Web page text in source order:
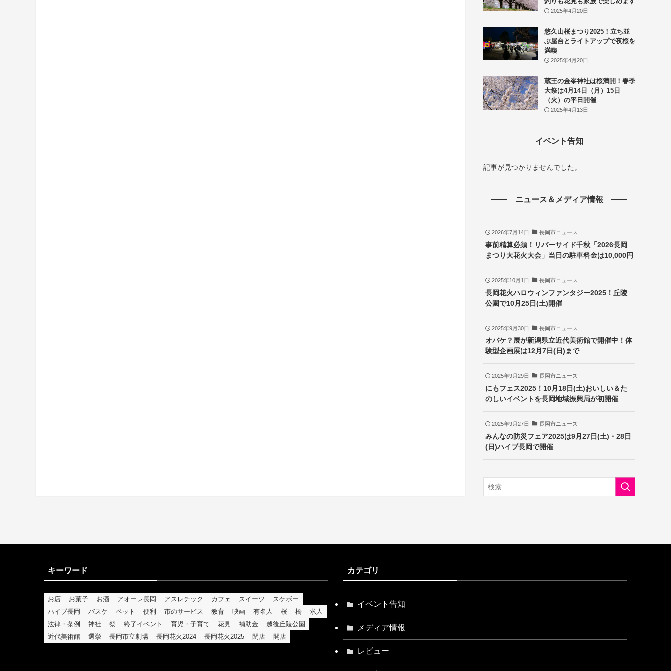
2025年4月20日
悠久山桜まつり2025！立ち並
ぶ屋台とライトアップで夜桜を
満喫
2025年4月20日
蔵王の金峯神社は桜満開！春季
大祭は4月14日（月）15日
（火）の平日開催
2025年4月13日
イベント告知
記事が見つかりませんでした。
ニュース＆メディア情報
2026年7月14日 長岡市ニュース
事前精算必須！リバーサイド千秋「2026長岡
まつり大花火大会」当日の駐車料金は10,000円
2025年10月1日 長岡市ニュース
長岡花火ハロウィンファンタジー2025！丘陵
公園で10月25日(土)開催
2025年9月30日 長岡市ニュース
オバケ？展が新潟県立近代美術館で開催中！体
験型企画展は12月7日(日)まで
2025年9月29日 長岡市ニュース
にもフェス2025！10月18日(土)おいしい＆た
のしいイベントを長岡地域振興局が初開催
2025年9月27日 長岡市ニュース
みんなの防災フェア2025は9月27日(土)・28日
(日)ハイブ長岡で開催
キーワード
お店 お菓子 お酒 アオーレ長岡 アスレチック カフェ スイーツ
スケボー
ハイブ長岡
バスケ ペット 便利 市のサービス 教育 映画 有名人 桜 橋
求人
法律・条例
神社 祭 終了イベント 育児・子育て 花見 補助金
越後丘陵公園
近代美術館
選挙 長岡市立劇場 長岡花火2024 長岡花火2025 閉店 開店
カテゴリ
イベント告知
メディア情報
レビュー